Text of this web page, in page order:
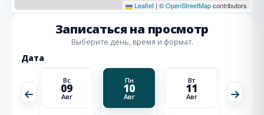
Leaflet | ©OpenStreetMapcontributors
Записаться на просмотр
Выберите день, время и формат.
Дата
Вс
09
Авг
Пн
10
Авг
Вт
11
Авг